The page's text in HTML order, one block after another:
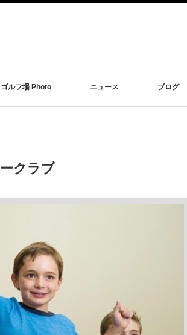
ゴルフ場 Photo ニュース ブログ
クラブ